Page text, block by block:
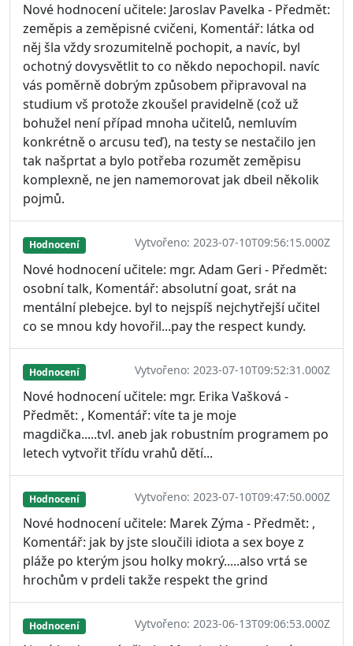
Nové hodnocení učitele: Jaroslav Pavelka - Předmět:
zeměpis a zeměpisné cvičeni, Komentář: látka od
něj šla vždy srozumitelně pochopit, a navíc, byl
ochotný dovysvětlit to co někdo nepochopil. navíc
vás poměrně dobrým způsobem připravoval na
studium vš protože zkoušel pravidelně (což už
bohužel není případ mnoha učitelů, nemluvím
konkrétně o arcusu teď), na testy se nestačilo jen
tak našprtat a bylo potřeba rozumět zeměpisu
komplexně, ne jen namemorovat jak dbeil několik
pojmů.
Hodnocení Vytvořeno: 2023-07-10T09:56:15.000Z
Nové hodnocení učitele: mgr. Adam Geri - Předmět:
osobní talk, Komentář: absolutní goat, srát na
mentální plebejce. byl to nejspíš nejchytřejší učitel
co se mnou kdy hovořil...pay the respect kundy.
Hodnocení Vytvořeno: 2023-07-10T09:52:31.000Z
Nové hodnocení učitele: mgr. Erika Vašková -
Předmět: , Komentář: víte ta je moje
magdička.....tvl. aneb jak robustním programem po
letech vytvořit třídu vrahů dětí...
Hodnocení Vytvořeno: 2023-07-10T09:47:50.000Z
Nové hodnocení učitele: Marek Zýma - Předmět: ,
Komentář: jak by jste sloučili idiota a sex boye z
pláže po kterým jsou holky mokrý.....also vrtá se
hrochům v prdeli takže respekt the grind
Hodnocení Vytvořeno: 2023-06-13T09:06:53.000Z